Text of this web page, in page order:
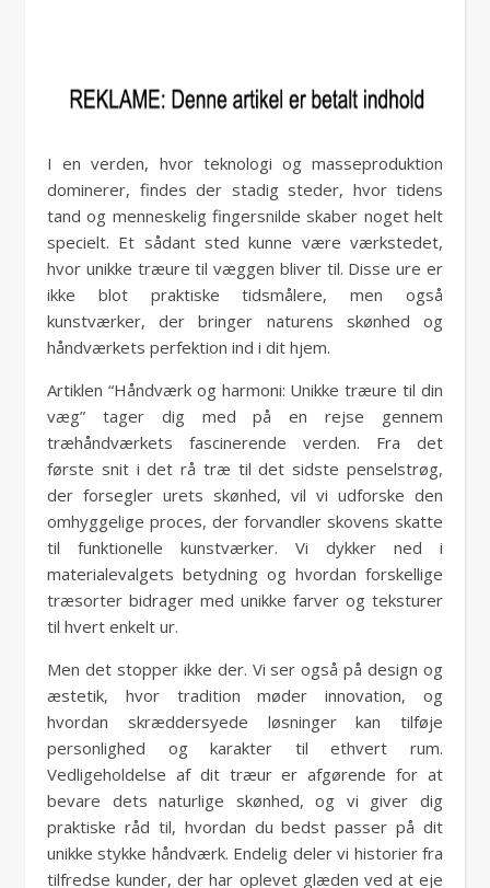
I en verden, hvor teknologi og masseproduktion
dominerer, findes der stadig steder, hvor tidens
tand og menneskelig fingersnilde skaber noget helt
specielt. Et sådant sted kunne være værkstedet,
hvor unikke træure til væggen bliver til. Disse ure er
ikke blot praktiske tidsmålere, men også
kunstværker, der bringer naturens skønhed og
håndværkets perfektion ind i dit hjem.
Artiklen “Håndværk og harmoni: Unikke træure til din
væg” tager dig med på en rejse gennem
træhåndværkets fascinerende verden. Fra det
første snit i det rå træ til det sidste penselstrøg,
der forsegler urets skønhed, vil vi udforske den
omhyggelige proces, der forvandler skovens skatte
til funktionelle kunstværker. Vi dykker ned i
materialevalgets betydning og hvordan forskellige
træsorter bidrager med unikke farver og teksturer
til hvert enkelt ur.
Men det stopper ikke der. Vi ser også på design og
æstetik, hvor tradition møder innovation, og
hvordan skræddersyede løsninger kan tilføje
personlighed og karakter til ethvert rum.
Vedligeholdelse af dit træur er afgørende for at
bevare dets naturlige skønhed, og vi giver dig
praktiske råd til, hvordan du bedst passer på dit
unikke stykke håndværk. Endelig deler vi historier fra
tilfredse kunder, der har oplevet glæden ved at eje